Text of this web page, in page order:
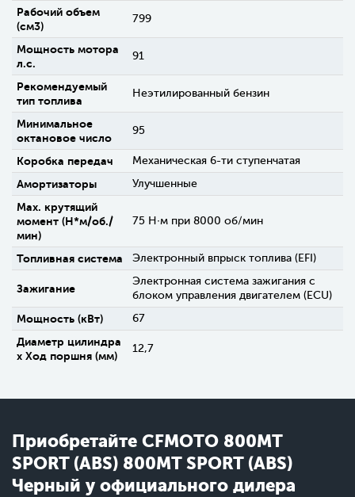
Рабочий объем
(см3)
799
Мощность мотора
л.с.
91
Рекомендуемый
тип топлива
Неэтилированный бензин
Минимальное
октановое число
95
Коробка передач Механическая 6-ти ступенчатая
Амортизаторы Улучшенные
Max. крутящий
момент (H*м/об./
мин)
75 Н∙м при 8000 об/мин
Топливная система Электронный впрыск топлива (EFI)
Зажигание
Электронная система зажигания с
блоком управления двигателем (ECU)
Мощность (кВт) 67
Диаметр цилиндра
х Ход поршня (мм)
12,7
Приобретайте CFMOTO 800MT
SPORT (ABS) 800MT SPORT (ABS)
Черный у официального дилера